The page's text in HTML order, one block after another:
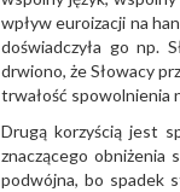
wpływ euroizacji na
doświadczyła go np.
drwiono, że Słowacy
trwałość spowolnienia
Drugą korzyścią jest
znaczącego
podwójna, bo spadek